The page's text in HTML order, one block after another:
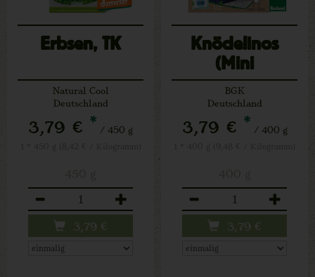
Erbsen, TK
Natural Cool
Deutschland
3,79 € * / 450 g
3,79 €
Knödelinos
(Mini
Kartoffelknödel)
BGK
Deutschland
3,79 € * / 400 g
3,79 €